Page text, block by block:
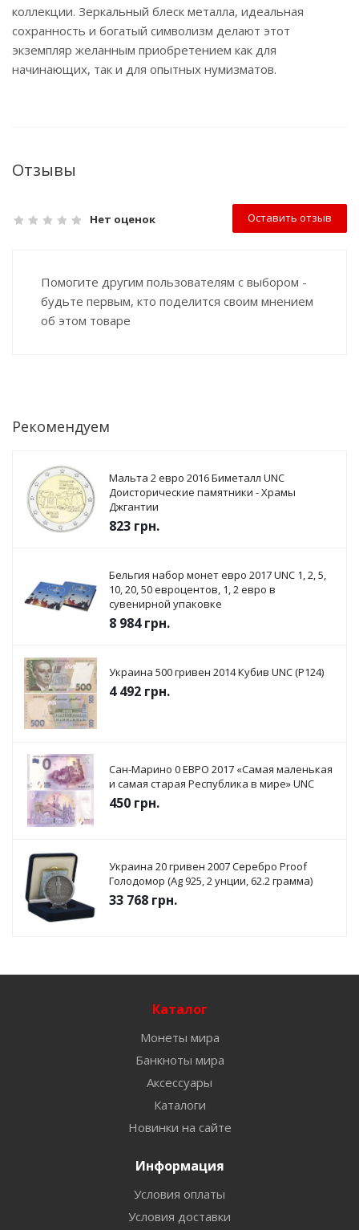
коллекции. Зеркальный блеск металла, идеальная
сохранность и богатый символизм делают этот
экземпляр желанным приобретением как для
начинающих, так и для опытных нумизматов.
Отзывы
Нет оценок Оставить отзыв
Помогите другим пользователям с выбором -
будьте первым, кто поделится своим мнением
об этом товаре
Рекомендуем
Мальта 2 евро 2016 Биметалл UNC
Доисторические памятники - Храмы
Джгантии
823 грн.
Бельгия набор монет евро 2017 UNC 1, 2, 5,
10, 20, 50 евроцентов, 1, 2 евро в
сувенирной упаковке
8 984грн.
Украина 500 гривен 2014 Кубив UNC (P124)
4 492 грн.
Сан-Марино 0 ЕВРО 2017 «Самая маленькая
и самая старая Республика в мире» UNC
450 грн.
Украина 20 гривен 2007 Серебро Proof
Голодомор (Ag 925, 2 унции, 62.2 грамма)
33 768 грн.
Каталог
Монеты мира
Банкноты мира
Аксессуары
Каталоги
Новинки на сайте
Информация
Условия оплаты
Условия доставки